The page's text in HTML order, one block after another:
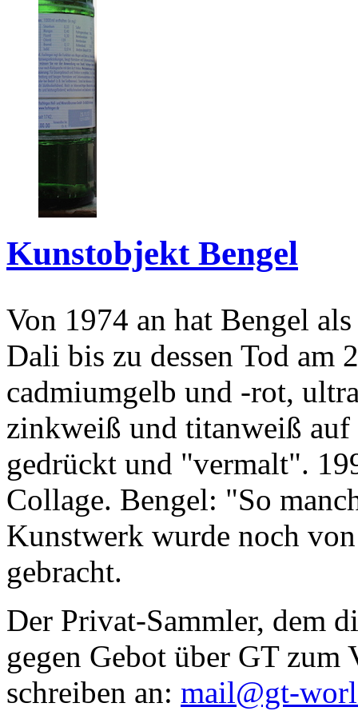
Kunstobjekt Bengel
Von 1974 an hat Bengel
Dali bis zu dessen Tod am
cadmiumgelb und -rot,
zinkweiß und titanweiß
gedrückt und "vermalt".
Collage. Bengel: "So
Kunstwerk wurde noch
gebracht.
Der Privat-Sammler, dem
gegen Gebot über GT zum
schreiben an: mail@gt-